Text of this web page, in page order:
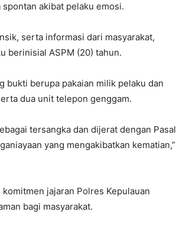
akibat pelaku emosi.
serta informasi dari masyarakat,
berinisial ASPM (20) tahun.
bukti berupa pakaian milik pelaku dan
dua unit telepon genggam.
tersangka dan dijerat dengan Pasal
yang mengakibatkan kematian,”
jajaran Polres Kepulauan
bagi masyarakat.